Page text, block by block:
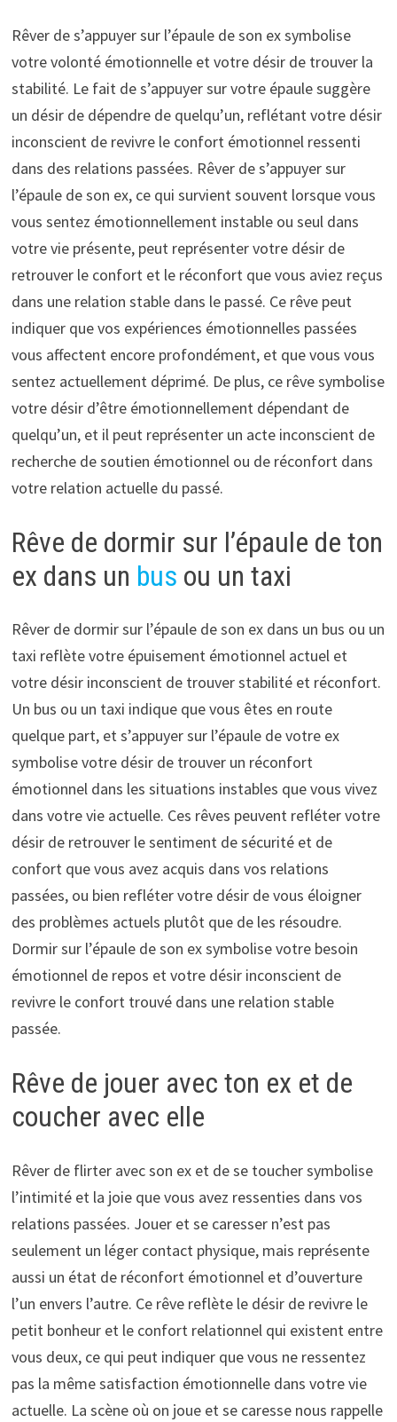
Rêver de s’appuyer sur l’épaule de son ex symbolise
votre volonté émotionnelle et votre désir de trouver la
stabilité. Le fait de s’appuyer sur votre épaule suggère
un désir de dépendre de quelqu’un, reflétant votre désir
inconscient de revivre le confort émotionnel ressenti
dans des relations passées. Rêver de s’appuyer sur
l’épaule de son ex, ce qui survient souvent lorsque vous
vous sentez émotionnellement instable ou seul dans
votre vie présente, peut représenter votre désir de
retrouver le confort et le réconfort que vous aviez reçus
dans une relation stable dans le passé. Ce rêve peut
indiquer que vos expériences émotionnelles passées
vous affectent encore profondément, et que vous vous
sentez actuellement déprimé. De plus, ce rêve symbolise
votre désir d’être émotionnellement dépendant de
quelqu’un, et il peut représenter un acte inconscient de
recherche de soutien émotionnel ou de réconfort dans
votre relation actuelle du passé.
Rêve de dormir sur l’épaule de ton
ex dans un bus ou un taxi
Rêver de dormir sur l’épaule de son ex dans un bus ou un
taxi reflète votre épuisement émotionnel actuel et
votre désir inconscient de trouver stabilité et réconfort.
Un bus ou un taxi indique que vous êtes en route
quelque part, et s’appuyer sur l’épaule de votre ex
symbolise votre désir de trouver un réconfort
émotionnel dans les situations instables que vous vivez
dans votre vie actuelle. Ces rêves peuvent refléter votre
désir de retrouver le sentiment de sécurité et de
confort que vous avez acquis dans vos relations
passées, ou bien refléter votre désir de vous éloigner
des problèmes actuels plutôt que de les résoudre.
Dormir sur l’épaule de son ex symbolise votre besoin
émotionnel de repos et votre désir inconscient de
revivre le confort trouvé dans une relation stable
passée.
Rêve de jouer avec ton ex et de
coucher avec elle
Rêver de flirter avec son ex et de se toucher symbolise
l’intimité et la joie que vous avez ressenties dans vos
relations passées. Jouer et se caresser n’est pas
seulement un léger contact physique, mais représente
aussi un état de réconfort émotionnel et d’ouverture
l’un envers l’autre. Ce rêve reflète le désir de revivre le
petit bonheur et le confort relationnel qui existent entre
vous deux, ce qui peut indiquer que vous ne ressentez
pas la même satisfaction émotionnelle dans votre vie
actuelle. La scène où on joue et se caresse nous rappelle